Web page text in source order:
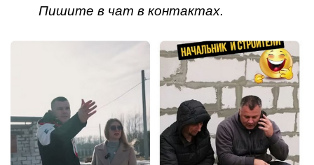
Пишите в чат в контактах.